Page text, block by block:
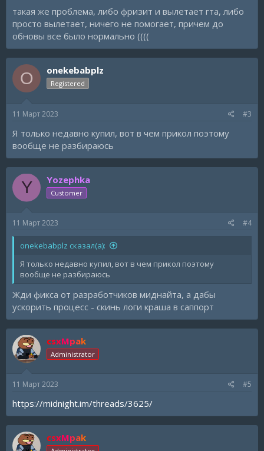
такая же проблема, либо фризит и вылетает гта, либо
просто вылетает, ничего не помогает, причем до
обновы все было нормально ((((
O onekebabplz
Registered
11 Март 2023 #3
Я только недавно купил, вот в чем прикол поэтому
вообще не разбираюсь
Y Yozephka
Customer
11 Март 2023 #4
onekebabplz сказал(а):
Я только недавно купил, вот в чем прикол поэтому
вообще не разбираюсь
Жди фикса от разработчиков миднайта, а дабы
ускорить процесс - скинь логи краша в саппорт
csxMpak
Administrator
11 Март 2023 #5
https://midnight.im/threads/3625/
csxMpak